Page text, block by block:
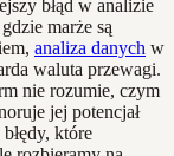
błąd w analizie
marże są
analiza danych w
waluta przewagi.
nie rozumie, czym
jej potencjał
które